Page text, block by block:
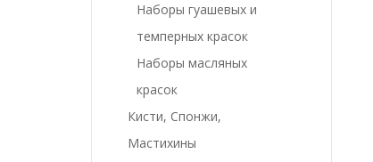
Наборы гуашевых и
темперных красок
Наборы масляных
красок
Кисти, Спонжи,
Мастихины